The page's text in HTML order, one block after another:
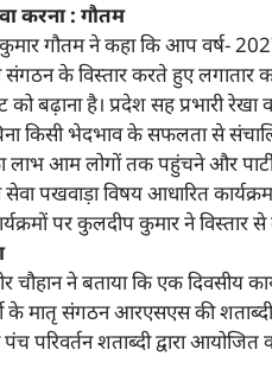
करना : गौतम
गौतम ने कहा कि आप वर्ष-
के विस्तार करते हुए लगातार
को बढ़ाना है। प्रदेश सह प्रभारी
किसी भेदभाव के सफलता से
आम लोगों तक पहुंचने और
सेवा पखवाड़ा विषय आधारित
पर कुलदीप कुमार ने विस्तार से
चौहान ने बताया कि एक दिवसीय
के मातृ संगठन आरएसएस की
परिवर्तन शताब्दी द्वारा आयोजित